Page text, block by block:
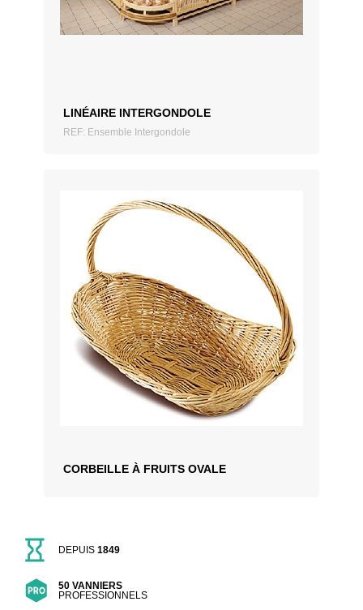
LINÉAIRE INTERGONDOLE
REF: Ensemble Intergondole
AJOUTER AU DEVIS
CORBEILLE À FRUITS OVALE
DEPUIS1849
50 VANNIERS
PROFESSIONNELS